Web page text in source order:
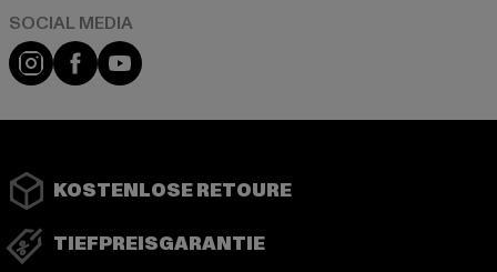
Instagram
FacebookYouTube
KOSTENLOSE RETOURE
TIEFPREISGARANTIE